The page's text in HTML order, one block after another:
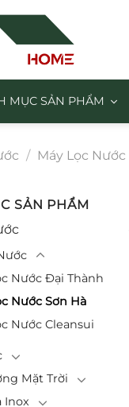
MỤC SẢN PHẨM
/ Máy Lọc Nước
SẢN PHẨM
Nước Đại Thành
Nước Sơn Hà
Nước Cleansui
Mặt Trời
Inox